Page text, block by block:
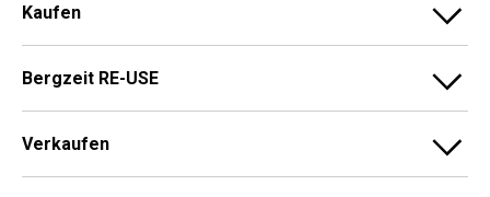
Kaufen
Bergzeit RE-USE
Verkaufen